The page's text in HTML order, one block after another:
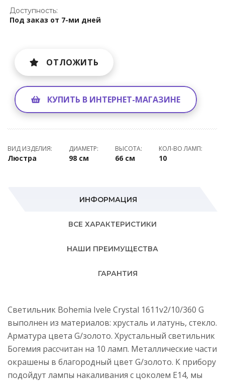
Доступность:
Под заказ от 7-ми дней
ОТЛОЖИТЬ
КУПИТЬ В ИНТЕРНЕТ-МАГАЗИНЕ
ВИД ИЗДЕЛИЯ:
Люстра
ДИАМЕТР:
98 см
ВЫСОТА:
66 см
КОЛ-ВО ЛАМП:
10
ИНФОРМАЦИЯ
ВСЕ ХАРАКТЕРИСТИКИ
НАШИ ПРЕИМУЩЕСТВА
ГАРАНТИЯ
Светильник Bohemia Ivele Crystal 1611v2/10/360 G
выполнен из материалов: хрусталь и латунь, стекло.
Арматура цвета G/золото. Хрустальный светильник
Богемия рассчитан на 10 ламп. Металлические части
окрашены в благородный цвет G/золото. К прибору
подойдут лампы накаливания с цоколем E14, мы